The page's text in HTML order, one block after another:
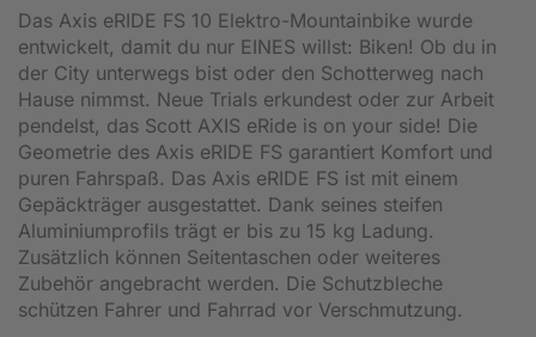
Das Axis eRIDE FS 10 Elektro-Mountainbike wurde
entwickelt, damit du nur EINES willst: Biken! Ob du in
der City unterwegs bist oder den Schotterweg nach
Hause nimmst. Neue Trials erkundest oder zur Arbeit
pendelst, das Scott AXIS eRide is on your side! Die
Geometrie des Axis eRIDE FS garantiert Komfort und
puren Fahrspaß. Das Axis eRIDE FS ist mit einem
Gepäckträger ausgestattet. Dank seines steifen
Aluminiumprofils trägt er bis zu 15 kg Ladung.
Zusätzlich können Seitentaschen oder weiteres
Zubehör angebracht werden. Die Schutzbleche
schützen Fahrer und Fahrrad vor Verschmutzung.